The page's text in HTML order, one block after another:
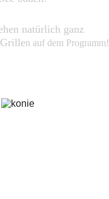
natürlich ganz
n auf dem Programm!